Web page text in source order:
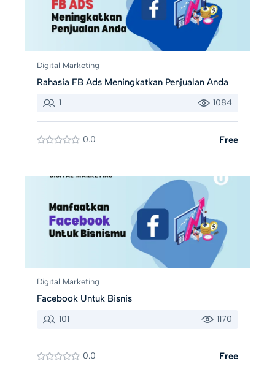
Digital Marketing
Rahasia FB Ads Meningkatkan Penjualan Anda
1 1084
0.0 Free
Digital Marketing
Facebook Untuk Bisnis
101 1170
0.0 Free